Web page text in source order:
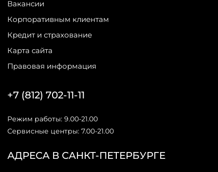
Вакансии
Корпоративным клиентам
Кредит и страхование
Карта сайта
Правовая информация
АДРЕСА В САНКТ-ПЕТЕРБУРГЕ
+7 (812) 702-11-11
Режим работы: 9.00-21.00
Сервисные центры: 7.00-21.00